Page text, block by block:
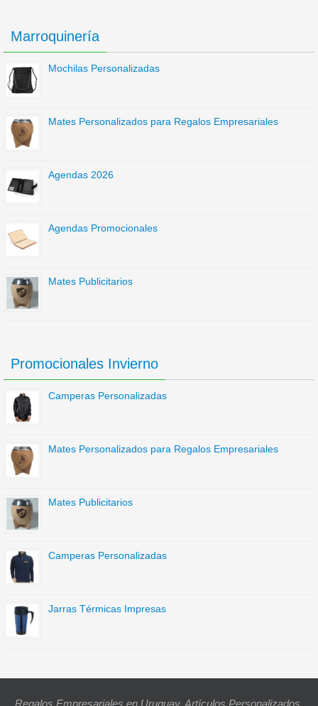
Marroquinería
Mochilas Personalizadas
Mates Personalizados para Regalos Empresariales
Agendas 2026
Agendas Promocionales
Mates Publicitarios
Promocionales Invierno
Camperas Personalizadas
Mates Personalizados para Regalos Empresariales
Mates Publicitarios
Camperas Personalizadas
Jarras Térmicas Impresas
Regalos Empresariales en Uruguay. Artículos Personalizados,